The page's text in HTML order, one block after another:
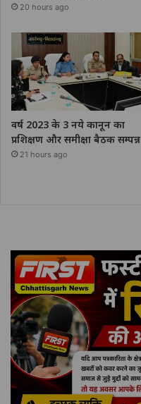
20 hours ago
वर्ष 2023 के 3 नये कानून का
प्रशिक्षण और समीक्षा बैठक सम्पन्न
21 hours ago